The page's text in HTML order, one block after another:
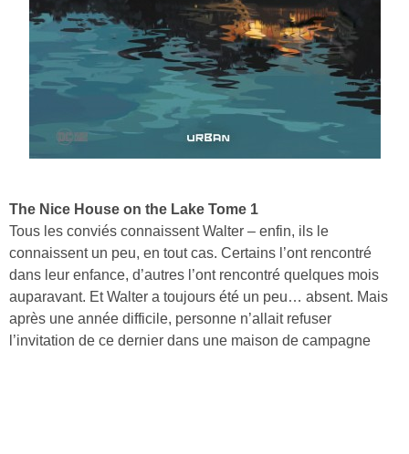
The Nice House on the Lake Tome 1
Tous les conviés connaissent Walter – enfin, ils le
connaissent un peu, en tout cas. Certains l’ont rencontré
dans leur enfance, d’autres l’ont rencontré quelques mois
auparavant. Et Walter a toujours été un peu… absent. Mais
après une année difficile, personne n’allait refuser
l’invitation de ce dernier dans une maison de campagne